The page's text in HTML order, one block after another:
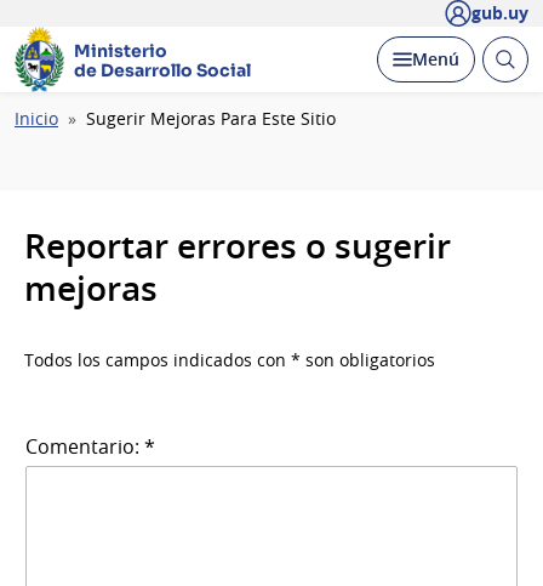
gub.uy
Ministerio
de Desarrollo Social
Desplegar
Menú Abrir
Ruta
Inicio Sugerir Mejoras Para Este Sitio
Reportar errores o sugerir
mejoras
Todos los campos indicados con * son obligatorios
Comentario: *